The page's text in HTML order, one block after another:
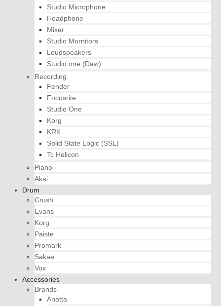
Studio Microphone
Headphone
Mixer
Studio Mornitors
Loudspeakers
Studio one (Daw)
Recording
Fender
Focusrite
Studio One
Korg
KRK
Solid State Logic (SSL)
Tc Helicon
Piano
Akai
Drum
Crush
Evans
Korg
Paiste
Promark
Sakae
Vox
Accessories
Brands
Anatta